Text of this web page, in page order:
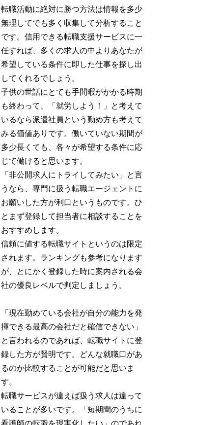
転職活動に絶対に勝つ方法は情報を多少
無理してでも多く収集して分析すること
です。信用できる転職支援サービスに一
任すれば、多くの求人の中よりあなたが
希望している条件に即した仕事を探し出
してくれるでしょう。
子供の世話にとても手間暇がかかる時期
も終わって、「就労しよう！」と考えて
いるなら派遣社員という勤め方も考えて
みる価値ありです。働いていない期間が
多少長くても、各々が希望する条件に応
じて働けると思います。
「非公開求人にトライしてみたい」と言
うなら、専門に扱う転職エージェントに
お願いした方が利口というものです。ひ
とまず登録して担当者に相談することを
おすすめします。
信頼に値する転職サイトというのは限定
されます。ランキングも参考になります
が、とにかく登録した時に案内される会
社の優良レベルで判定しましょう。
「現在勤めている会社が自分の能力を発
揮できる最高の会社だと確信できない」
と言われるのであれば、転職サイトに登
録した方が賢明です。どんな就職口があ
るのか比較することが可能だと思いま
す。
転職サービスが違えば扱う求人は違って
いることが多いです。「短期間のうちに